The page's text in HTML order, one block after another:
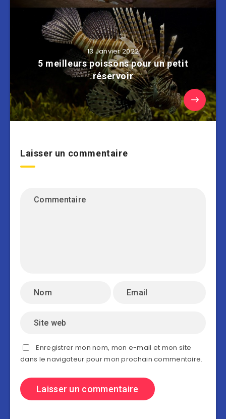
13 Janvier 2022
5 meilleurs poissons pour un petit
réservoir
Laisser un commentaire
Enregistrer mon nom, mon e-mail et mon site
dans le navigateur pour mon prochain commentaire.